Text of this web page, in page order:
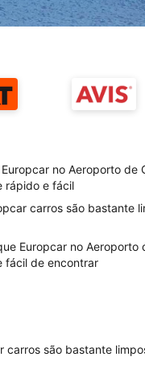
no Aeroporto de
rápido e fácil
carros são bastante
Europcar no Aeroporto
fácil de encontrar
carros são bastante